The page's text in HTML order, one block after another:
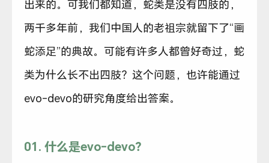
出来的。可我们都知道，蛇类是没有四肢的，
两千多年前，我们中国人的老祖宗就留下了“画
蛇添足”的典故。可能有许多人都曾好奇过，蛇
类为什么长不出四肢？这个问题，也许能通过
evo-devo的研究角度给出答案。
01. 什么是evo-devo？